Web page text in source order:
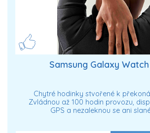
Samsung Galaxy
Chytré hodinky stvořené k
Zvládnou až 100 hodin provozu,
GPS a nezaleknou se ani